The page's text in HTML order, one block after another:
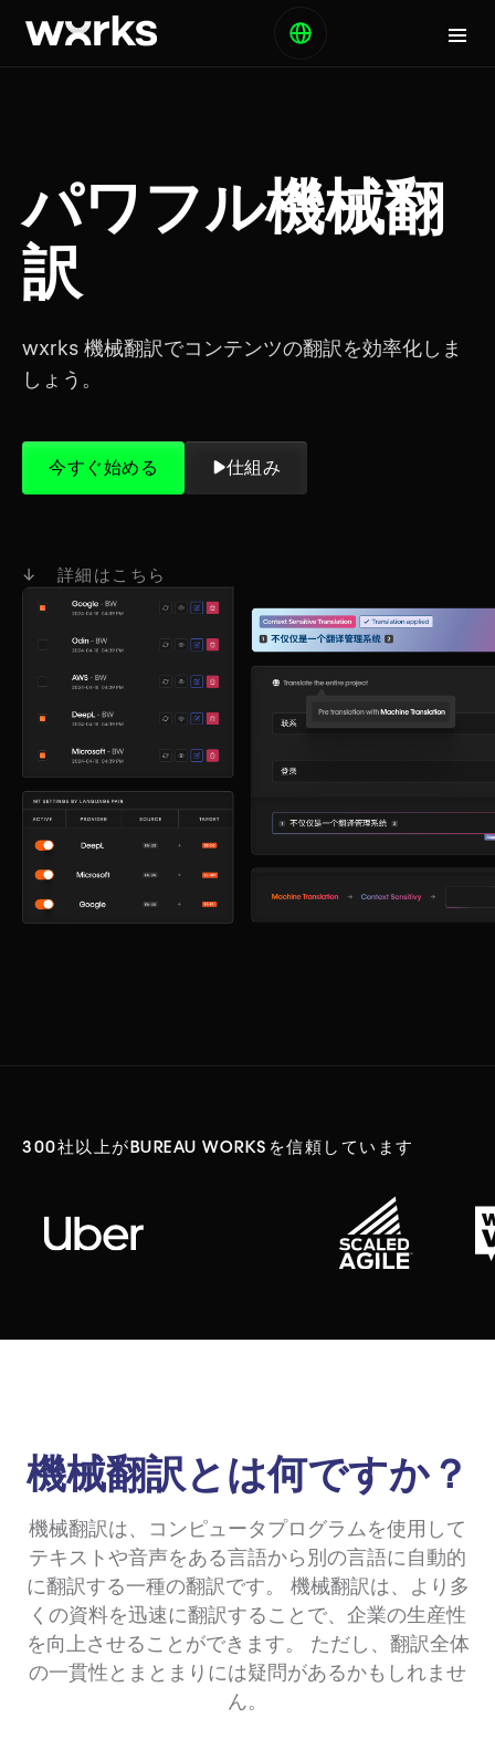
パワフル機械翻
訳
wxrks 機械翻訳でコンテンツの翻訳を効率化しま
しょう。
今すぐ始める 仕組み
↓ 詳細はこちら
300社以上がBUREAU WORKSを信頼しています
機械翻訳とは何ですか？
機械翻訳は、コンピュータプログラムを使用して
テキストや音声をある言語から別の言語に自動的
に翻訳する一種の翻訳です。 機械翻訳は、より多
くの資料を迅速に翻訳することで、企業の生産性
を向上させることができます。 ただし、翻訳全体
の一貫性とまとまりには疑問があるかもしれませ
ん。